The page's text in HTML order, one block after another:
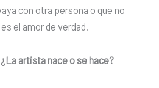
con otra persona o que no
el amor de verdad.
artista nace o se hace?